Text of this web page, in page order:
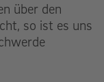
über den
so ist es uns